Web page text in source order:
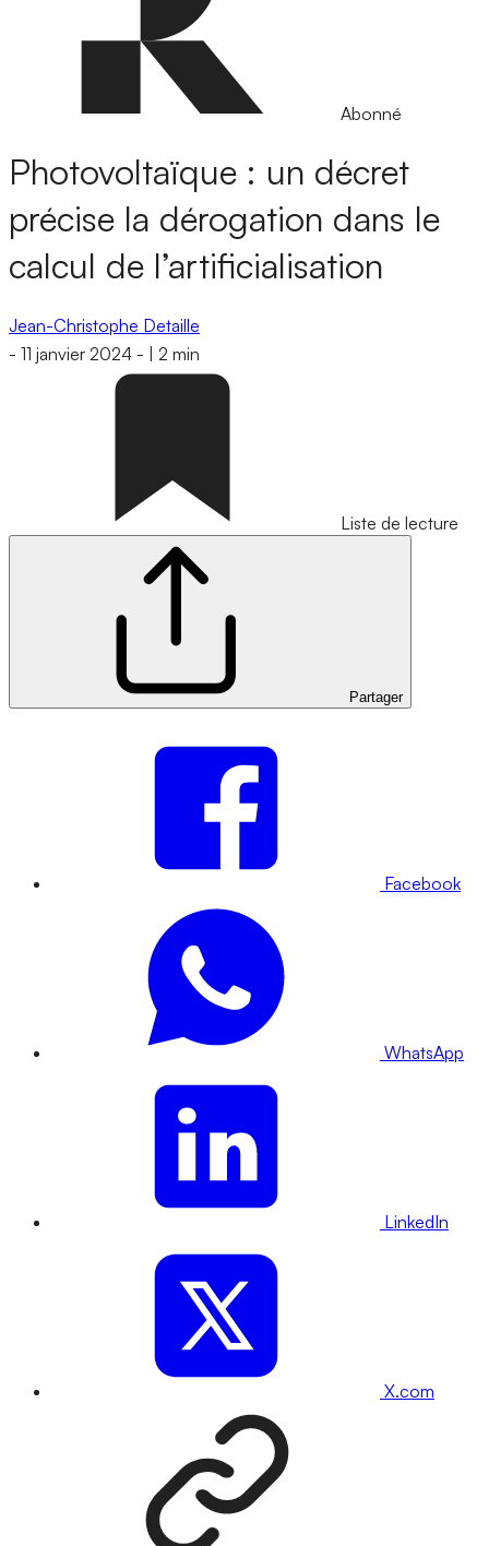
Abonné
Photovoltaïque : un décret
précise la dérogation dans le
calcul de l’artificialisation
Jean-Christophe Detaille
- 11 janvier 2024 - 2 min
Liste de lecture
Partager
Facebook
WhatsApp
LinkedIn
X.com